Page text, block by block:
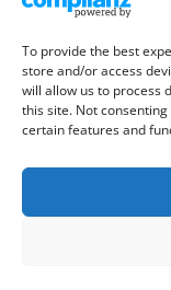
To provide the best
store and/or access
will allow us to process
this site. Not
certain features and
NØGLEORD
annonce blomster ferie
opskrift pibetræ